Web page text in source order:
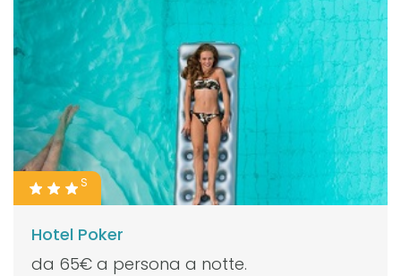
S
Hotel Poker
da 65€ a persona a notte.